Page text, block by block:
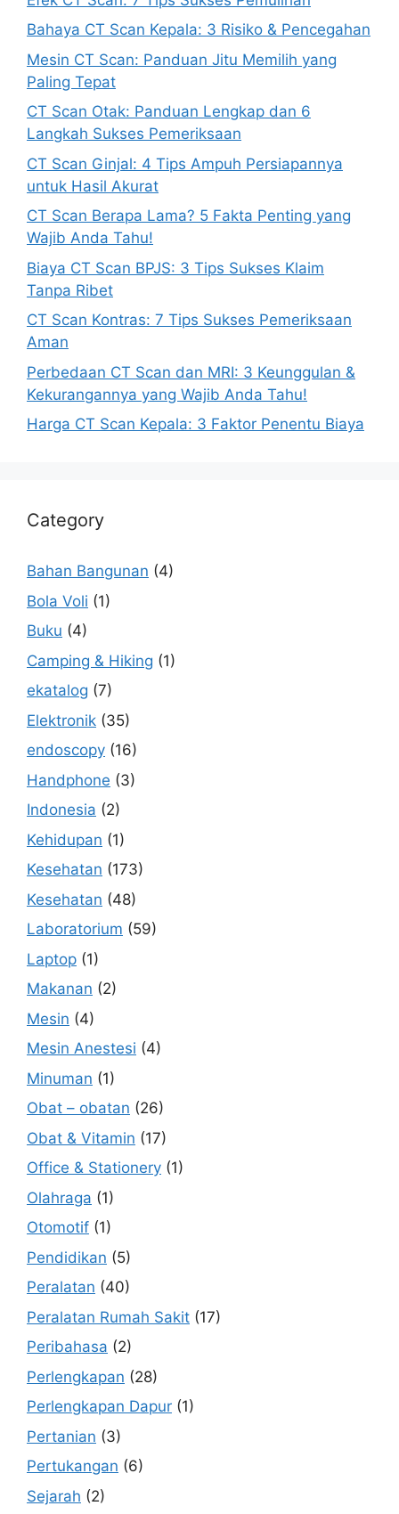
Bahaya CT Scan Kepala: 3 Risiko & Pencegahan
Mesin CT Scan: Panduan Jitu Memilih yang
Paling Tepat
CT Scan Otak: Panduan Lengkap dan 6
Langkah Sukses Pemeriksaan
CT Scan Ginjal: 4 Tips Ampuh Persiapannya
untuk Hasil Akurat
CT Scan Berapa Lama? 5 Fakta Penting yang
Wajib Anda Tahu!
Biaya CT Scan BPJS: 3 Tips Sukses Klaim
Tanpa Ribet
CT Scan Kontras: 7 Tips Sukses Pemeriksaan
Aman
Perbedaan CT Scan dan MRI: 3 Keunggulan &
Kekurangannya yang Wajib Anda Tahu!
Harga CT Scan Kepala: 3 Faktor Penentu Biaya
Category
Bahan Bangunan (4)
Bola Voli (1)
Buku (4)
Camping & Hiking (1)
ekatalog (7)
Elektronik (35)
endoscopy (16)
Handphone (3)
Indonesia (2)
Kehidupan (1)
Kesehatan (173)
Kesehatan (48)
Laboratorium (59)
Laptop (1)
Makanan (2)
Mesin (4)
Mesin Anestesi (4)
Minuman (1)
Obat – obatan (26)
Obat & Vitamin (17)
Office & Stationery (1)
Olahraga (1)
Otomotif (1)
Pendidikan (5)
Peralatan (40)
Peralatan Rumah Sakit (17)
Peribahasa (2)
Perlengkapan (28)
Perlengkapan Dapur (1)
Pertanian (3)
Pertukangan (6)
Sejarah (2)